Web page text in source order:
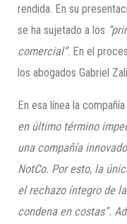
rendida. En su
se ha sujetado a los
comercial”. En el
los abogados Gabriel
En esa línea la
en último término
una compañía
NotCo. Por esto, la
el rechazo íntegro de
condena en costas”.